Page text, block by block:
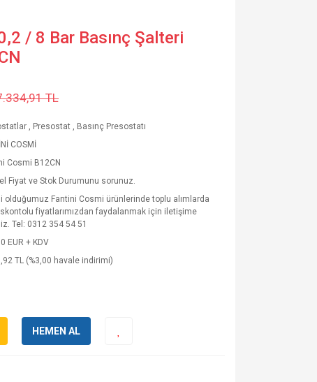
/ 8 Bar Basınç Şalteri
TL
, Presostat , Basınç Presostatı
COSMİ
Cosmi B12CN
Fiyat ve Stok Durumunu sorunuz.
olduğumuz Fantini Cosmi ürünlerinde toplu alımlarda
fiyatlarımızdan faydalanmak için iletişime
Tel: 0312 354 54 51
EUR + KDV
TL (%3,00 havale indirimi)
HEMEN AL